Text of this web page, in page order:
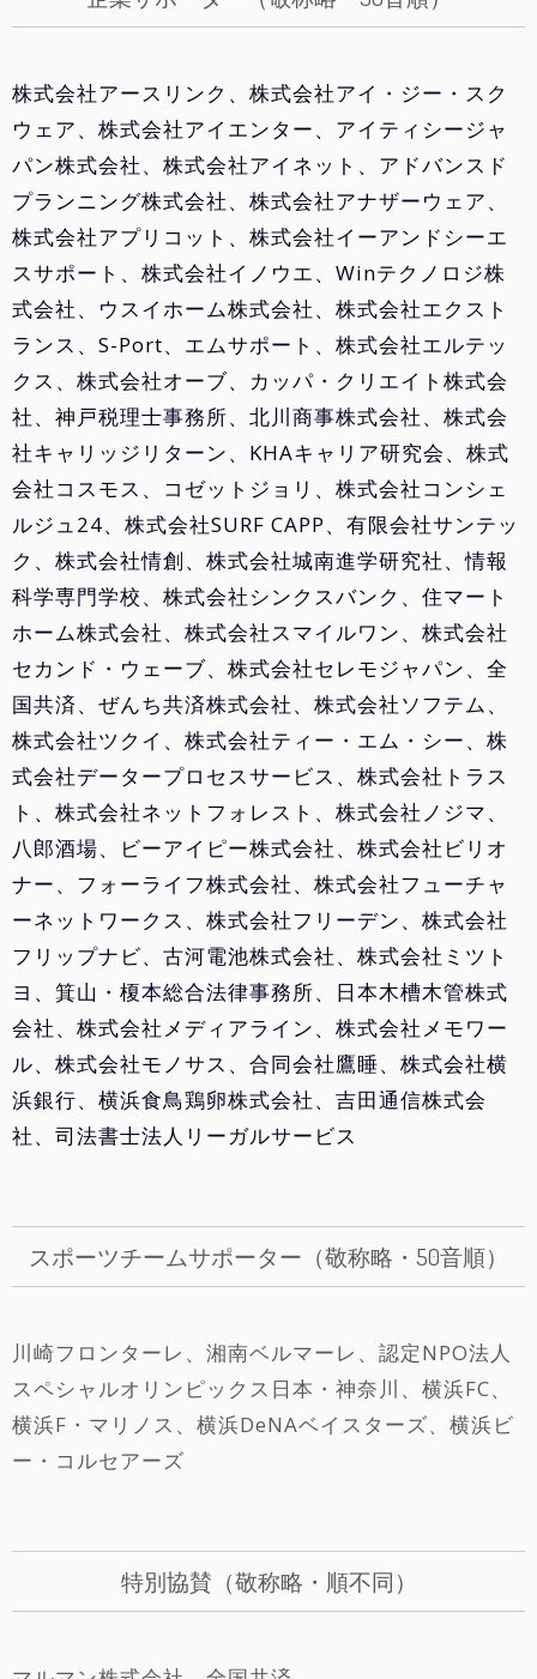
株式会社アースリンク、株式会社アイ・ジー・スク
ウェア、株式会社アイエンター、アイティシージャ
パン株式会社、株式会社アイネット、アドバンスド
プランニング株式会社、株式会社アナザーウェア、
株式会社アプリコット、株式会社イーアンドシーエ
スサポート、株式会社イノウエ、Winテクノロジ株
式会社、ウスイホーム株式会社、株式会社エクスト
ランス、S-Port、エムサポート、株式会社エルテッ
クス、株式会社オーブ、カッパ・クリエイト株式会
社、神戸税理士事務所、北川商事株式会社、株式会
社キャリッジリターン、KHAキャリア研究会、株式
会社コスモス、
コゼットジョリ
、株式会社コンシェ
ルジュ24、株式会社SURF CAPP、有限会社サンテッ
ク、株式会社情創、株式会社城南進学研究社、情報
科学専門学校、株式会社シンクスバンク、住マート
ホーム株式会社、株式会社スマイルワン、株式会社
セカンド・ウェーブ、株式会社セレモジャパン、全
国共済、ぜんち共済株式会社、株式会社ソフテム、
株式会社ツクイ、株式会社ティー・エム・シー、株
式会社データープロセスサービス、株式会社トラス
ト、株式会社ネットフォレスト、株式会社ノジマ、
八郎酒場、ビーアイピー株式会社、株式会社ビリオ
ナー、フォーライフ株式会社、株式会社フューチャ
ーネットワークス、株式会社フリーデン、株式会社
フリップナビ、古河電池株式会社、株式会社ミツト
ヨ、箕山・榎本総合法律事務所、日本木槽木管株式
会社、株式会社メディアライン、株式会社メモワー
ル、株式会社モノサス、合同会社鷹睡、株式会社横
浜銀行、横浜食鳥鶏卵株式会社、吉田通信株式会
社、司法書士法人リーガルサービス
スポーツチームサポーター（敬称略・50音順）
川崎フロンターレ、湘南ベルマーレ、認定NPO法人
スペシャルオリンピックス日本・神奈川、横浜FC、
横浜F・マリノス、横浜DeNAベイスターズ、横浜ビ
ー・コルセアーズ
特別協賛（敬称略・順不同）
マルマン株式会社、全国共済